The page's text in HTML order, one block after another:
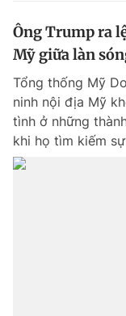
Ông Trump ra
Mỹ giữa làn
Tổng thống Mỹ
ninh nội địa Mỹ
tình ở những
khi họ tìm kiếm